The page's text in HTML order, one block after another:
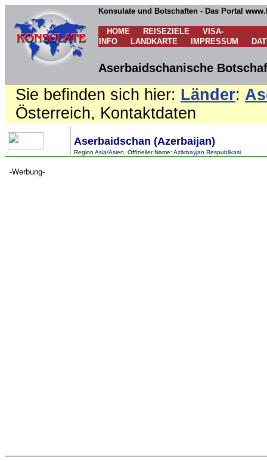
Konsulate und Botschaften - Das Portal
HOME REISEZIELE
VISA-
INFO
LANDKARTE IMPRESSUM
Aserbaidschanische
Sie befinden sich hier: Länder:
Österreich, Kontaktdaten
Aserbaidschan (Azerbaijan)
Region Asia/Asien , Offizieller Name: Azärbayjan Respublikasi
-Werbung-